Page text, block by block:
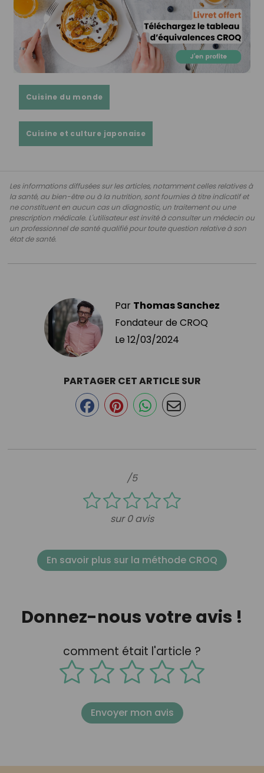
Cuisine du monde
Cuisine et culture japonaise
Les informations diffusées sur les articles, notamment celles relatives à
la santé, au bien-être ou à la nutrition, sont fournies à titre indicatif et
ne constituent en aucun cas un diagnostic, un traitement ou une
prescription médicale. L'utilisateur est invité à consulter un médecin ou
un professionnel de santé qualifié pour toute question relative à son
état de santé.
Par Thomas Sanchez
Fondateur de CROQ
Le 12/03/2024
/5
sur 0 avis
PARTAGER CET ARTICLE SUR
En savoir plus sur la méthode CROQ
Donnez-nous votre avis !
comment était l'article ?
Envoyer mon avis